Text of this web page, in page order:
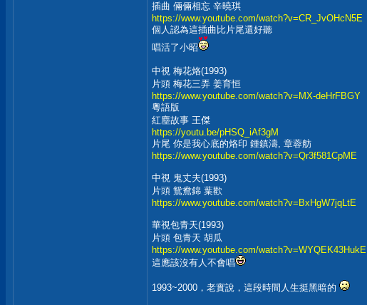
插曲 倆倆相忘 辛曉琪
https://www.youtube.com/watch?v=CR_JvOHcN5E
個人認為這插曲比片尾還好聽
唱活了小昭
中視 梅花烙(1993)
片頭 梅花三弄 姜育恒
https://www.youtube.com/watch?v=MX-deHrFBGY
粵語版
紅塵故事 王傑
https://youtu.be/pHSQ_iAf3gM
片尾 你是我心底的烙印 鍾鎮濤, 章蓉舫
https://www.youtube.com/watch?v=Qr3f581CpME
中視 鬼丈夫(1993)
片頭 鴛鴦錦 葉歡
https://www.youtube.com/watch?v=BxHgW7jqLtE
華視包青天(1993)
片頭 包青天 胡瓜
https://www.youtube.com/watch?v=WYQEK43HukE
這應該沒有人不會唱
1993~2000，老實說，這段時間人生挺黑暗的